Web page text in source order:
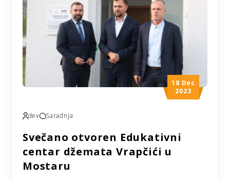
obezbijeđenim od strane udruženja “Izvor
dobročinstva” putem partnerske organizacije
“Ihja […]
18 Dec
2023
dev Saradnja
Svečano otvoren Edukativni
centar džemata Vrapčići u
Mostaru